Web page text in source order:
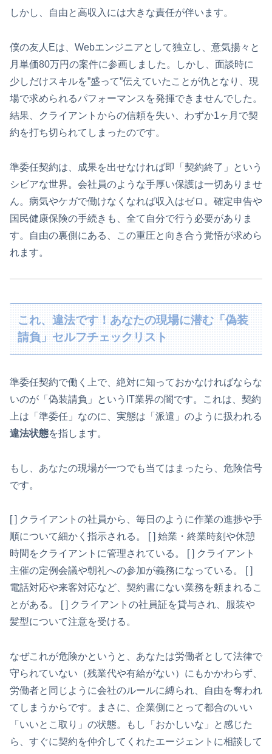
しかし、自由と高収入には大きな責任が伴います。
僕の友人Eは、Webエンジニアとして独立し、意気揚々と
月単価80万円の案件に参画しました。しかし、面談時に
少しだけスキルを”盛って”伝えていたことが仇となり、現
場で求められるパフォーマンスを発揮できませんでした。
結果、クライアントからの信頼を失い、わずか1ヶ月で契
約を打ち切られてしまったのです。
準委任契約は、成果を出せなければ即「契約終了」という
シビアな世界。会社員のような手厚い保護は一切ありませ
ん。病気やケガで働けなくなれば収入はゼロ。確定申告や
国民健康保険の手続きも、全て自分で行う必要がありま
す。自由の裏側にある、この重圧と向き合う覚悟が求めら
れます。
これ、違法です！あなたの現場に潜む「偽装
請負」セルフチェックリスト
準委任契約で働く上で、絶対に知っておかなければならな
いのが「偽装請負」というIT業界の闇です。これは、契約
上は「準委任」なのに、実態は「派遣」のように扱われる
違法状態を指します。
もし、あなたの現場が一つでも当てはまったら、危険信号
です。
[ ] クライアントの社員から、毎日のように作業の進捗や手
順について細かく指示される。 [ ] 始業・終業時刻や休憩
時間をクライアントに管理されている。 [ ] クライアント
主催の定例会議や朝礼への参加が義務になっている。 [ ]
電話対応や来客対応など、契約書にない業務を頼まれるこ
とがある。 [ ] クライアントの社員証を貸与され、服装や
髪型について注意を受ける。
なぜこれが危険かというと、あなたは労働者として法律で
守られていない（残業代や有給がない）にもかかわらず、
労働者と同じように会社のルールに縛られ、自由を奪われ
てしまうからです。まさに、企業側にとって都合のいい
「いいとこ取り」の状態。もし「おかしいな」と感じた
ら、すぐに契約を仲介してくれたエージェントに相談して